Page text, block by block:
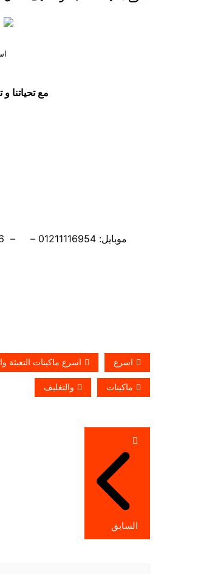
مع تحياتنا
موبايل: 01211116954 – – 01211116956 – – 01211116958 – 01211116959 – 01211116962
اسرع اسرع ماكينات التعبئة
ماكينات والتغليف
تصفّح
المقالات
السابق